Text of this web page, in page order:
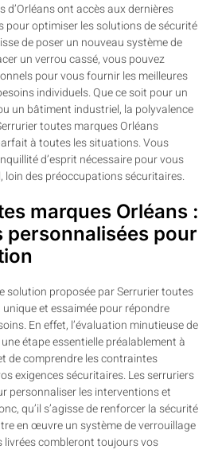
d’Orléans ont accès aux dernières
pour optimiser les solutions de sécurité
de poser un nouveau système de
un verrou cassé, vous pouvez
pour vous fournir les meilleures
individuels. Que ce soit pour un
un bâtiment industriel, la polyvalence
toutes marques Orléans
à toutes les situations. Vous
d’esprit nécessaire pour vous
loin des préoccupations sécuritaires.
marques Orléans :
personnalisées pour
solution proposée par Serrurier toutes
et essaimée pour répondre
En effet, l’évaluation minutieuse de
étape essentielle préalablement à
de comprendre les contraintes
exigences sécuritaires. Les serruriers
personnaliser les interventions et
qu’il s’agisse de renforcer la sécurité
en œuvre un système de verrouillage
combleront toujours vos